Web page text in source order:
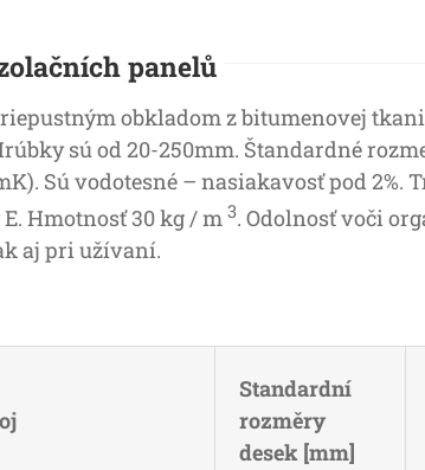
panelů
obkladom z bitumenovej
sú od 20-250mm. Štandardné
Sú vodotesné – nasiakavosť pod 2%.
Hmotnosť 30 kg / m3. Odolnosť voči
aj pri užívaní.
Standardní
rozměry
desek [mm]